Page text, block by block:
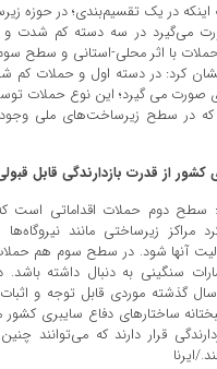
اینکه در یک تقسیم‌بندی؛ در حوزه
می‌گیرد در سه دسته کم شدت
با اثر محلی-استانی و سطح
کرد: در دسته اول و حملات کم
صورت می گیرد؛ این نوع حملات
که در سطح زیرساخت‌های ملی
کشور از قدرت بازدارندگی قابل
سطح دوم حملات اقداماتی
مراکز زیرساختی مانند
آنها شود. در سطح سوم هم
سنگینی به دنبال داشته
گذشته موردی قابل توجه و
ساختارهای دفاع سایبری
قرار دارند که می‌توانند
ایرنا